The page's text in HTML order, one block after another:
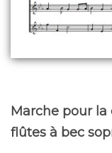
Marche pour
flûtes à bec